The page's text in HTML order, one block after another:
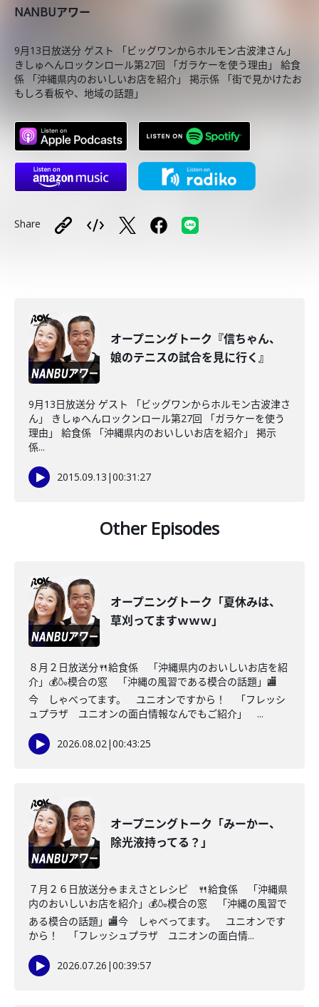
NANBUアワー
9月13日放送分 ゲスト 「ビッグワンからホルモン古波津さん」
きしゅへんロックンロール第27回 「ガラケーを使う理由」 給食
係 「沖縄県内のおいしいお店を紹介」 掲示係 「街で見かけたお
もしろ看板や、地域の話題」
Share
オープニングトーク『信ちゃん、
娘のテニスの試合を見に行く』
9月13日放送分 ゲスト 「ビッグワンからホルモン古波津さ
ん」 きしゅへんロックンロール第27回 「ガラケーを使う
理由」 給食係 「沖縄県内のおいしいお店を紹介」 掲示
係...
2015.09.13 |00:31:27
Other Episodes
オープニングトーク「夏休みは、
草刈ってますｗｗｗ」
８月２日放送分🍴給食係 「沖縄県内のおいしいお店を紹
介」💰🍶模合の窓 「沖縄の風習である模合の話題」🏬
今 しゃべってます。 ユニオンですから！ 「フレッシ
ュプラザ ユニオンの面白情報なんでもご紹介」 ...
2026.08.02|00:43:25
オープニングトーク「みーかー、
除光液持ってる？」
７月２６日放送分🍚まえさとレシピ 🍴給食係 「沖縄県
内のおいしいお店を紹介」💰🍶模合の窓 「沖縄の風習で
ある模合の話題」🏬今 しゃべってます。 ユニオンです
から！ 「フレッシュプラザ ユニオンの面白情...
2026.07.26 |00:39:57